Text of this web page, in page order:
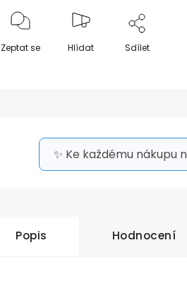
Zeptat se Hlídat Sdílet
✨ Ke každému
Popis Hodnocení